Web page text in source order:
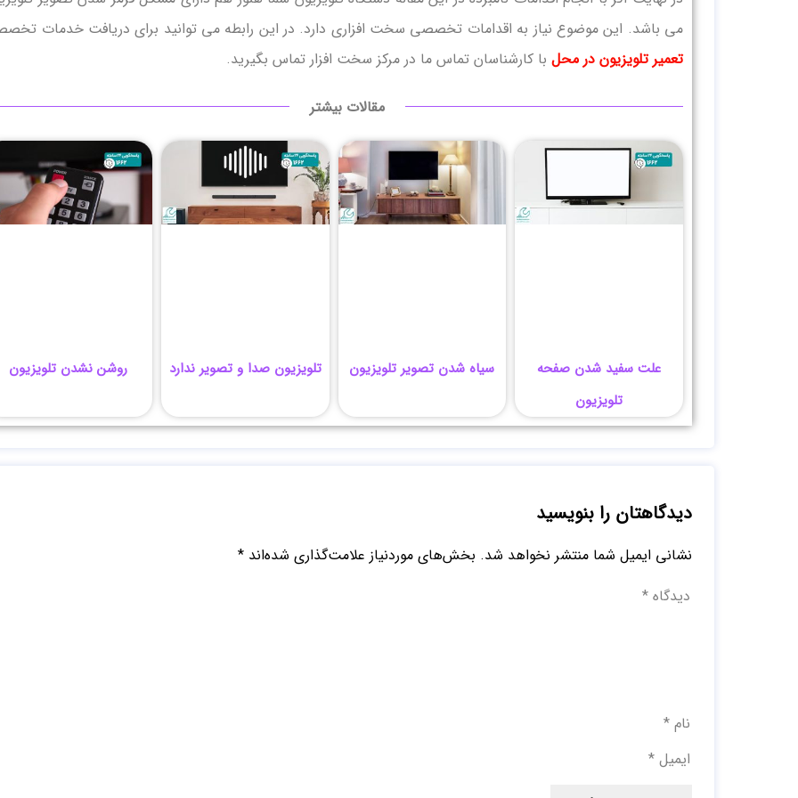
می باشد. این موضوع نیاز به اقدامات تخصصی سخت افزاری دارد. در این رابطه می توانید برای دریافت خدمات
تعمیر تلویزیون در محل با کارشناسان تماس ما در مرکز سخت افزار تماس بگیرید.
مقالات بیشتر
علت سفید شدن صفحه
تلویزیون
سیاه شدن تصویر تلویزیون تلویزیون صدا و تصویر ندارد روشن نشدن تلویزیون
دیدگاهتان را بنویسید
نشانی ایمیل شما منتشر نخواهد شد. بخش‌های موردنیاز علامت‌گذاری شده‌اند *